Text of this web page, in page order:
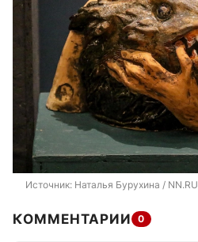
Источник: Наталья Бурухина / NN.RU
КОММЕНТАРИИ 0